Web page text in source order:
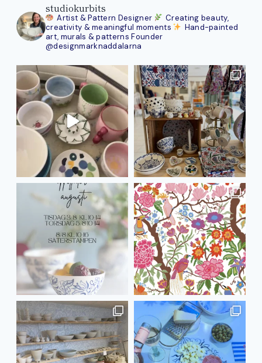
studiokurbits
Artist & Pattern Designer
Creating beauty,
creativity & meaningful moments
Hand-painted
art, murals & patterns Founder
@designmarknaddalarna